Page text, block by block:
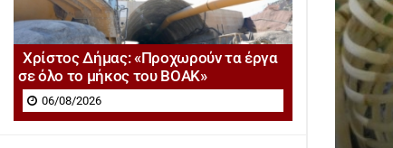
Χρίστος Δήμας: «Προχωρούν τα έργα
σε όλο το μήκος του ΒΟΑΚ»
06/08/2026